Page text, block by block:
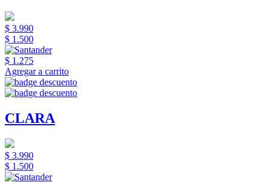
$ 3.990
$ 1.500
$ 1.275
Agregar a carrito
CLARA
$ 3.990
$ 1.500